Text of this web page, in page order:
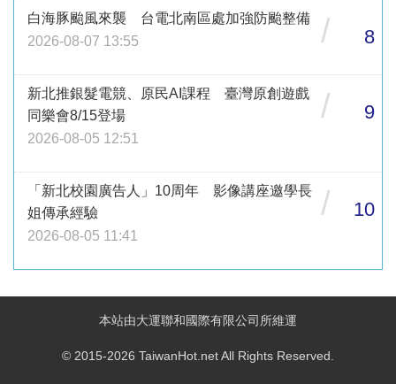
白海豚颱風來襲 台電北南區處加強防颱整備
2026-08-07 13:55
/ 8
新北推銀髮電競、原民AI課程 臺灣原創遊戲
同樂會8/15登場
2026-08-05 12:51
/ 9
「新北校園廣告人」10周年 影像講座邀學長
姐傳承經驗
2026-08-05 11:41
/ 10
本站由大運聯和國際有限公司所維運
© 2015-2026 TaiwanHot.net All Rights Reserved.